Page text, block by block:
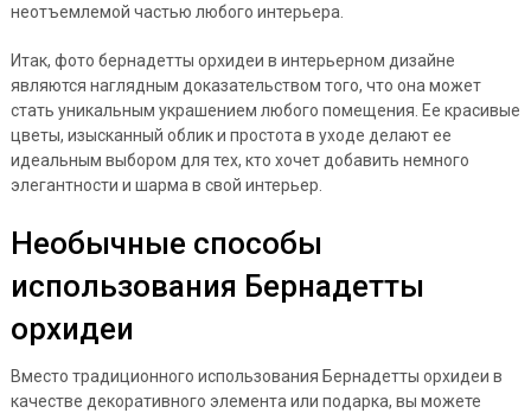
неотъемлемой частью любого интерьера.
Итак, фото бернадетты орхидеи в интерьерном дизайне
являются наглядным доказательством того, что она может
стать уникальным украшением любого помещения. Ее красивые
цветы, изысканный облик и простота в уходе делают ее
идеальным выбором для тех, кто хочет добавить немного
элегантности и шарма в свой интерьер.
Необычные способы
использования Бернадетты
орхидеи
Вместо традиционного использования Бернадетты орхидеи в
качестве декоративного элемента или подарка, вы можете